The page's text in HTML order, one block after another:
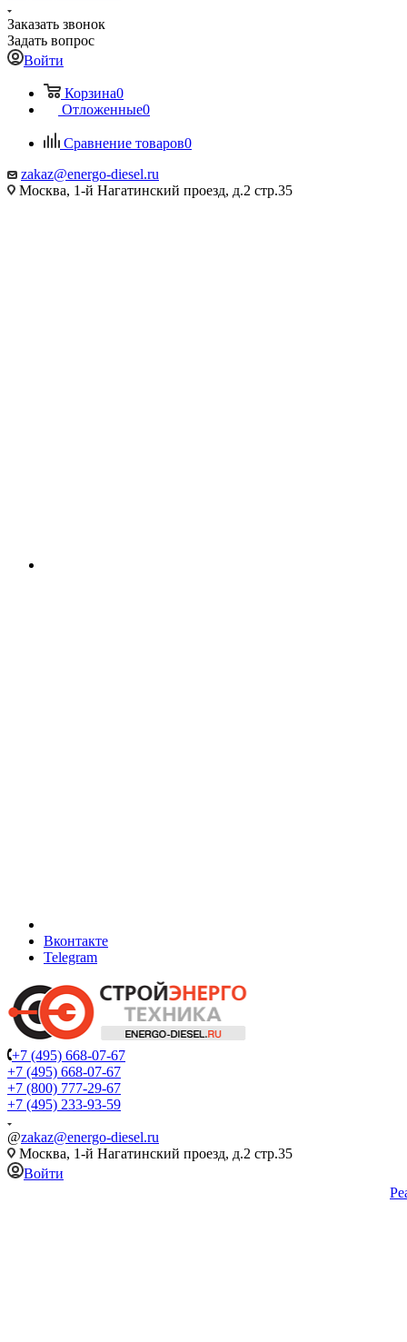
Заказать звонок
Задать вопрос
Войти
Корзина0
Отложенные0
Сравнение товаров0
zakaz@energo-diesel.ru
Москва, 1-й Нагатинский проезд, д.2 стр.35
Вконтакте
Telegram
+7 (495) 668-07-67
+7 (495) 668-07-67
+7 (800) 777-29-67
+7 (495) 233-93-59
@zakaz@energo-diesel.ru
Москва, 1-й Нагатинский проезд, д.2 стр.35
Войти